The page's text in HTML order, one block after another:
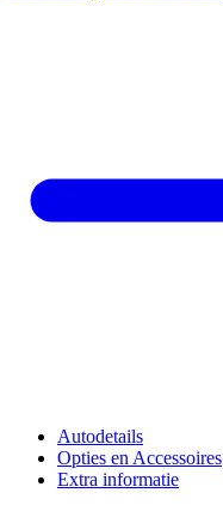
Autodetails
Opties en Accessoires
Extra informatie